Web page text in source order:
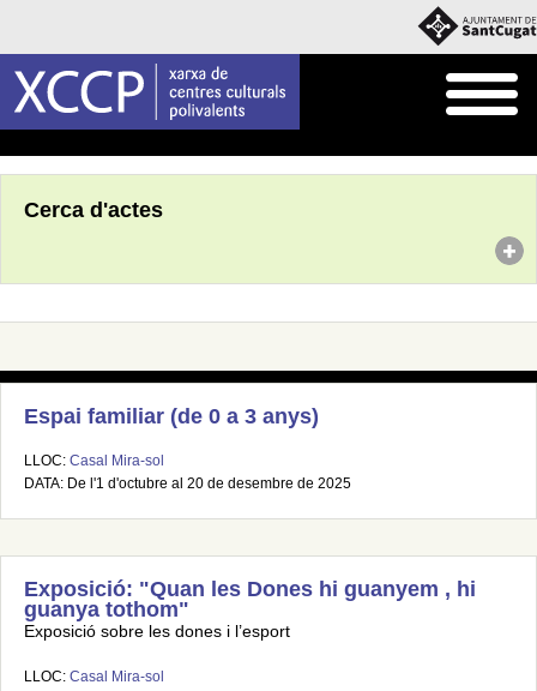
Cerca d'actes
Espai familiar (de 0 a 3 anys)
LLOC: Casal Mira-sol
DATA: De l'1 d'octubre al 20 de desembre de 2025
Exposició: "Quan les Dones hi guanyem , hi
guanya tothom"
Exposició sobre les dones i l’esport
LLOC: Casal Mira-sol